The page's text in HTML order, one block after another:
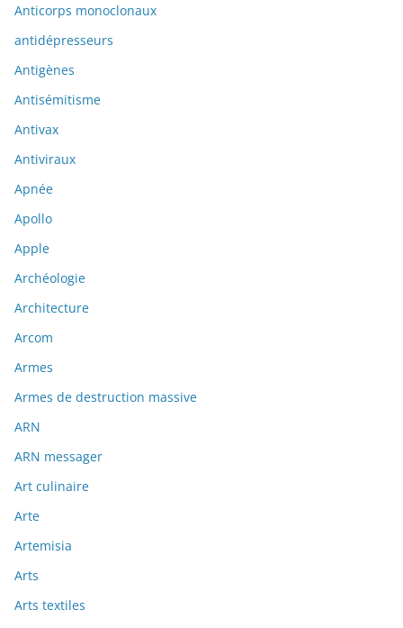
Anticorps monoclonaux
antidépresseurs
Antigènes
Antisémitisme
Antivax
Antiviraux
Apnée
Apollo
Apple
Archéologie
Architecture
Arcom
Armes
Armes de destruction massive
ARN
ARN messager
Art culinaire
Arte
Artemisia
Arts
Arts textiles